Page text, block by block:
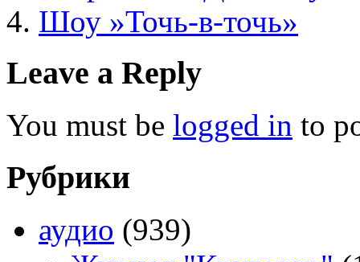
Шоу »Точь-в-точь»
Leave a Reply
You must be logged in to
Рубрики
аудио (939)